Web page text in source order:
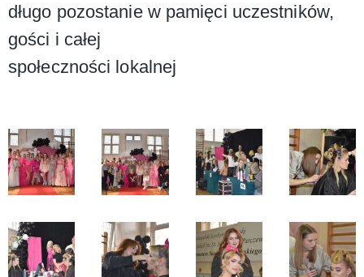
długo pozostanie w pamięci uczestników,
gości i całej
społeczności lokalnej